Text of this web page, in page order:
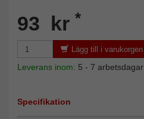
93 kr *
Lägg till i varukorgen
Leverans inom: 5 - 7 arbetsdagar
Specifikation